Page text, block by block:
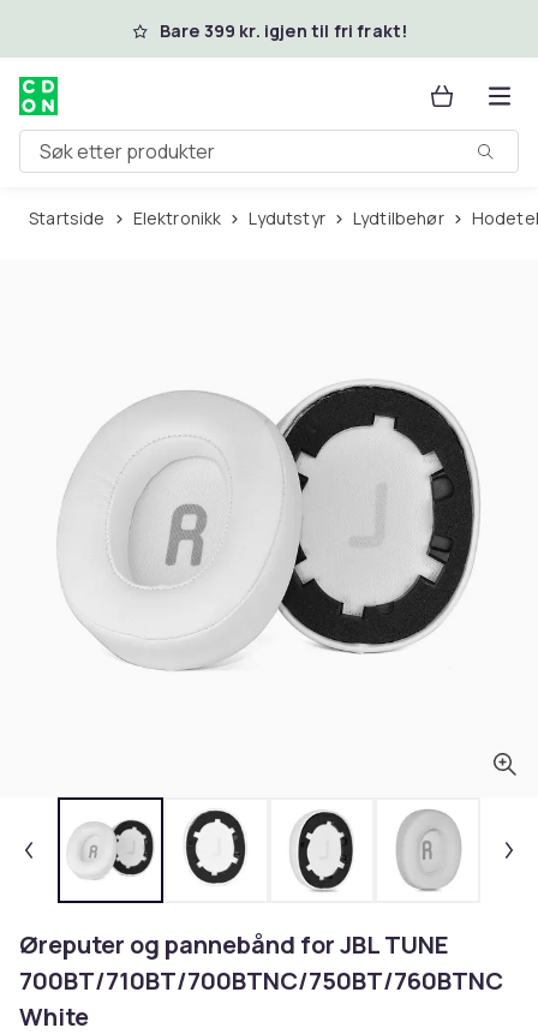
Hopp til hovedinnholdBare 399 kr. igjen til fri frakt!
Søk etter produkter
Startside Elektronikk Lydutstyr Lydtilbehør
Øreputer og pannebånd for JBL TUNE
700BT/710BT/700BTNC/750BT/760BTNC
White